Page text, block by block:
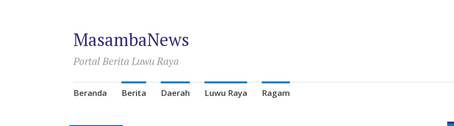
MasambaNews
Portal Berita Luwu Raya
Skip
Beranda Berita Daerah Luwu Raya Ragam